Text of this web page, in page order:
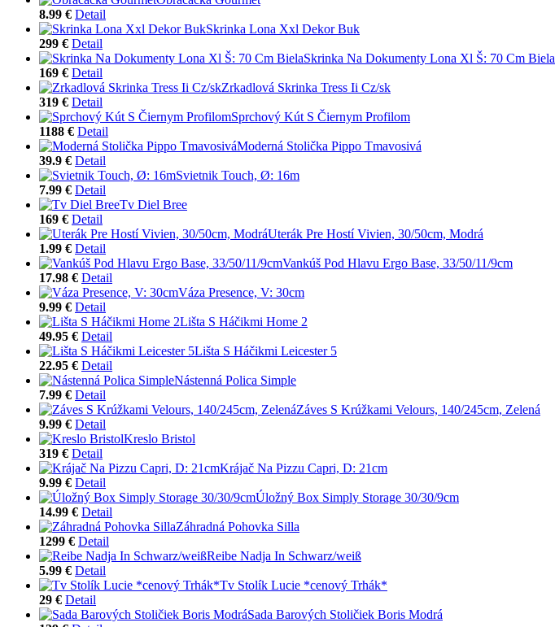
8.99 € Detail
Skrinka Lona Xxl Dekor Buk
299 € Detail
Skrinka Na Dokumenty Lona Xl Š: 70 Cm Biela
169 € Detail
Zrkadlová Skrinka Tress Ii Cz/sk
319 € Detail
Sprchový Kút S Čiernym Profilom
1188 € Detail
Moderná Stolička Pippo Tmavosivá
39.9 € Detail
Svietnik Touch, Ø: 16m
7.99 € Detail
Tv Diel Bree
169 € Detail
Uterák Pre Hostí Vivien, 30/50cm, Modrá
1.99 € Detail
Vankúš Pod Hlavu Ergo Base, 33/50/11/9cm
17.98 € Detail
Váza Presence, V: 30cm
9.99 € Detail
Lišta S Háčikmi Home 2
49.95 € Detail
Lišta S Háčikmi Leicester 5
22.95 € Detail
Nástenná Polica Simple
7.99 € Detail
Záves S Krúžkami Velours, 140/245cm, Zelená
9.99 € Detail
Kreslo Bristol
319 € Detail
Krájač Na Pizzu Capri, D: 21cm
9.99 € Detail
Úložný Box Simply Storage 30/30/9cm
14.99 € Detail
Záhradná Pohovka Silla
1299 € Detail
Reibe Nadja In Schwarz/weiß
5.99 € Detail
Tv Stolík Lucie *cenový Trhák*
29 € Detail
Sada Barových Stoličiek Boris Modrá